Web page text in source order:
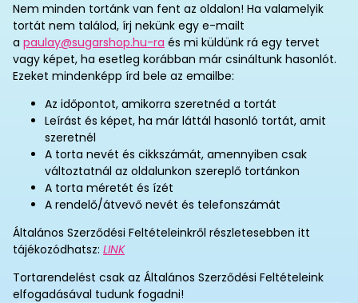
Nem minden tortánk van fent az oldalon! Ha valamelyik
tortát nem találod, írj nekünk egy e-mailt
a paulay@sugarshop.hu-ra és mi küldünk rá egy tervet
vagy képet, ha esetleg korábban már csináltunk hasonlót.
Ezeket mindenképp írd bele az emailbe:
Az időpontot, amikorra szeretnéd a tortát
Leírást és képet, ha már láttál hasonló tortát, amit
szeretnél
A torta nevét és cikkszámát, amennyiben csak
változtatnál az oldalunkon szereplő tortánkon
A torta méretét és ízét
A rendelő/átvevő nevét és telefonszámát
Általános Szerződési Feltételeinkről részletesebben itt
tájékozódhatsz: LINK
Tortarendelést csak az Általános Szerződési Feltételeink
elfogadásával tudunk fogadni!